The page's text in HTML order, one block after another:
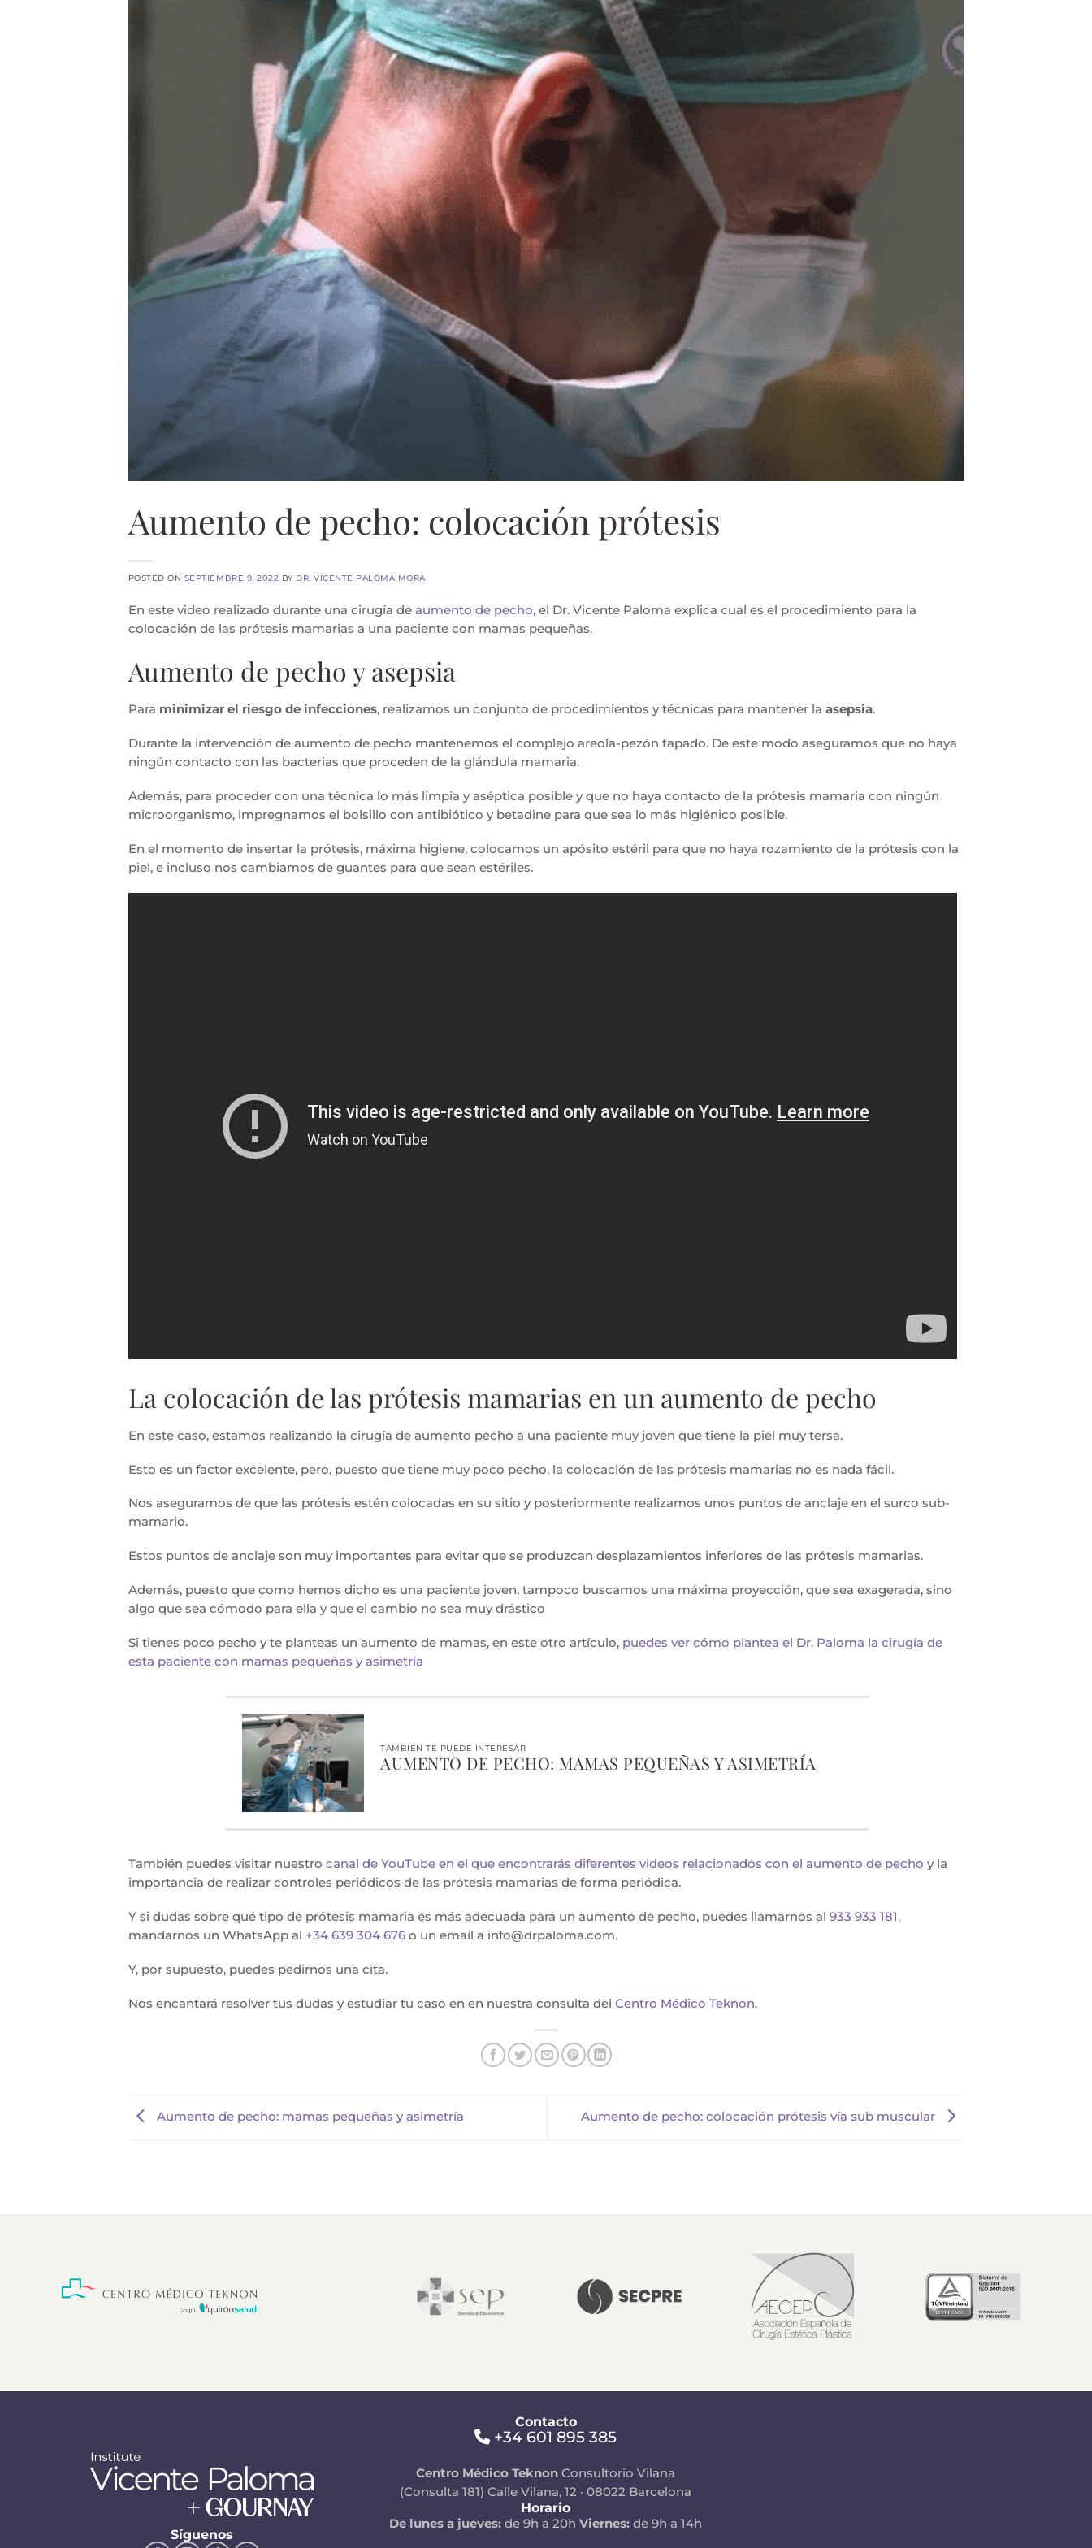
Aumento de pecho: colocación prótesis
POSTED ON SEPTIEMBRE 9, 2022 BY DR. VICENTE PALOMA MORA
En este video realizado durante una cirugía de aumento de pecho, el Dr. Vicente Paloma explica cual es el procedimiento para la
colocación de las prótesis mamarias a una paciente con mamas pequeñas.
Aumento de pecho y asepsia
Para minimizar el riesgo de infecciones, realizamos un conjunto de procedimientos y técnicas para mantener la asepsia.
Durante la intervención de aumento de pecho mantenemos el complejo areola-pezón tapado. De este modo aseguramos que no haya
ningún contacto con las bacterias que proceden de la glándula mamaria.
Además, para proceder con una técnica lo más limpia y aséptica posible y que no haya contacto de la prótesis mamaria con ningún
microorganismo, impregnamos el bolsillo con antibiótico y betadine para que sea lo más higiénico posible.
En el momento de insertar la prótesis, máxima higiene, colocamos un apósito estéril para que no haya rozamiento de la prótesis con la
piel, e incluso nos cambiamos de guantes para que sean estériles.
La colocación de las prótesis mamarias en un aumento de pecho
En este caso, estamos realizando la cirugía de aumento pecho a una paciente muy joven que tiene la piel muy tersa.
Esto es un factor excelente, pero, puesto que tiene muy poco pecho, la colocación de las prótesis mamarias no es nada fácil.
Nos aseguramos de que las prótesis estén colocadas en su sitio y posteriormente realizamos unos puntos de anclaje en el surco sub-
mamario.
Estos puntos de anclaje son muy importantes para evitar que se produzcan desplazamientos inferiores de las prótesis mamarias.
Además, puesto que como hemos dicho es una paciente joven, tampoco buscamos una máxima proyección, que sea exagerada, sino
algo que sea cómodo para ella y que el cambio no sea muy drástico
Si tienes poco pecho y te planteas un aumento de mamas, en este otro artículo, puedes ver cómo plantea el Dr. Paloma la cirugía de
esta paciente con mamas pequeñas y asimetría
TAMBIÉN TE PUEDE INTERESAR
AUMENTO DE PECHO: MAMAS PEQUEÑAS Y ASIMETRÍA
También puedes visitar nuestro canal de YouTube en el que encontrarás diferentes videos relacionados con el aumento de pecho y la
importancia de realizar controles periódicos de las prótesis mamarias de forma periódica.
Y si dudas sobre qué tipo de prótesis mamaria es más adecuada para un aumento de pecho, puedes llamarnos al 933 933 181,
mandarnos un WhatsApp al +34 639 304 676o un email a info@drpaloma.com.
Y, por supuesto, puedes pedirnos una cita.
Nos encantará resolver tus dudas y estudiar tu caso en en nuestra consulta del Centro Médico Teknon.
Aumento de pecho: mamas pequeñas y asimetría Aumento de pecho: colocación prótesis vía sub muscular
Síguenos
Contacto
+34 601 895 385
Centro Médico Teknon Consultorio Vilana
(Consulta 181)Calle Vilana, 12 · 08022 Barcelona
Horario
De lunes a jueves: de 9h a 20hViernes: de 9h a 14h